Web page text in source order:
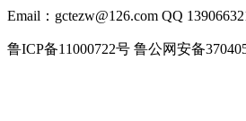
Email：gctezw@126.com QQ
鲁ICP备11000722号 鲁公网安备